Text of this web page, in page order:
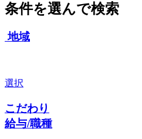
条件を選んで検索
地域
選択
こだわり
給与/職種